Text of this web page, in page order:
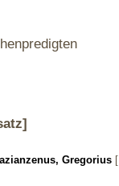
Gregorius